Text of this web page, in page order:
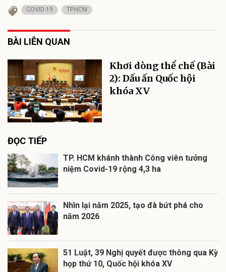
COVID-19 TP.HCM
BÀI LIÊN QUAN
Khơi dòng thể chế (Bài
2): Dấu ấn Quốc hội
khóa XV
ĐỌC TIẾP
TP. HCM khánh thành Công viên tưởng
niệm Covid-19 rộng 4,3 ha
Nhìn lại năm 2025, tạo đà bứt phá cho
năm 2026
51 Luật, 39 Nghị quyết được thông qua Kỳ
họp thứ 10, Quốc hội khóa XV